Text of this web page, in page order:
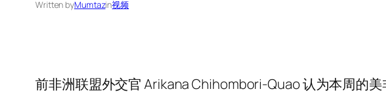
Written byMumtazin视频
前非洲联盟外交官 Arikana Chihombori-Quao 认为本周的美